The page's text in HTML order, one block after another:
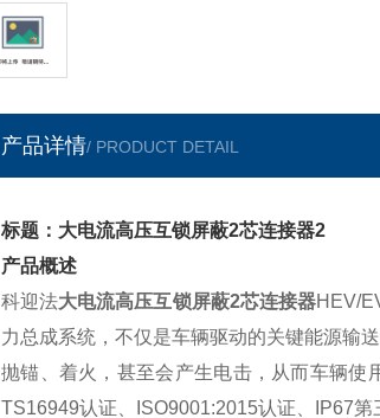
产品详情/ PRODUCT DETAIL
标题：大电流高压互锁屏蔽2芯连接器2
产品概述
科迎法大电流高压互锁屏蔽2芯连接器HEV/
力总成系统，不仅是车辆驱动的关键能源输
抛锚、着火，甚至会产生电击，从而车辆使
TS16949认证、ISO9001:2015认证、IP67